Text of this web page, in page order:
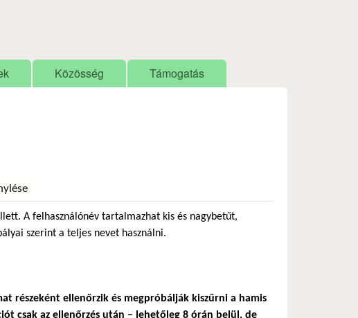
Közösség Támogatás
A felhasználónév tartalmazhat kis és nagybetűt,
szerint a teljes nevet használni.
részeként ellenőrzik és megpróbálják kiszűrni a hamis
csak az ellenőrzés után – lehetőleg 8 órán belül, de